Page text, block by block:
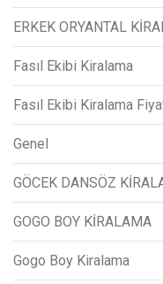
ERKEK ORYANTAL
Fasıl Ekibi Kiralama
Fasıl Ekibi Kiralama
Genel
GÖCEK DANSÖZ
GOGO BOY KİRALAMA
Gogo Boy Kiralama